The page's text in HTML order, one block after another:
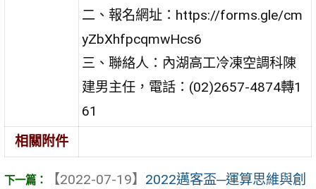
二、報名網址：https://forms.gle/cm
yZbXhfpcqmwHcs6
三、聯絡人：內湖高工冷凍空調科陳
建男主任，電話：(02)2657-4874轉1
61
相關附件
【2022-07-19】 2022邁客盃─運算思維與創